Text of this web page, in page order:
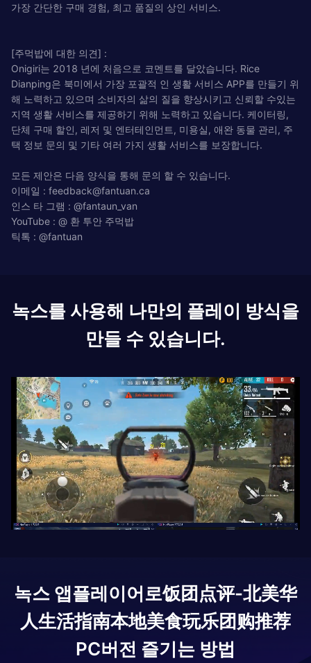
가장 간단한 구매 경험, 최고 품질의 상인 서비스.
[주먹밥에 대한 의견] :
Onigiri는 2018 년에 처음으로 코멘트를 달았습니다. Rice
Dianping은 북미에서 가장 포괄적 인 생활 서비스 APP를 만들기 위
해 노력하고 있으며 소비자의 삶의 질을 향상시키고 신뢰할 수있는
지역 생활 서비스를 제공하기 위해 노력하고 있습니다. 케이터링,
단체 구매 할인, 레저 및 엔터테인먼트, 미용실, 애완 동물 관리, 주
택 정보 문의 및 기타 여러 가지 생활 서비스를 보장합니다.
모든 제안은 다음 양식을 통해 문의 할 수 있습니다.
이메일 : feedback@fantuan.ca
인스 타 그램 : @fantaun_van
YouTube : @ 환 투안 주먹밥
틱톡 : @fantuan
녹스를 사용해 나만의 플레이 방식을
만들 수 있습니다.
녹스 앱플레이어로饭团点评-北美华
人生活指南本地美食玩乐团购推荐
PC버전 즐기는 방법